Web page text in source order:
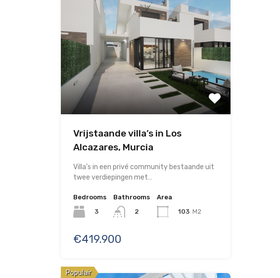
Vrijstaande villa’s in Los
Alcazares, Murcia
Villa’s in een privé community bestaande uit
twee verdiepingen met…
Bedrooms
3
Bathrooms
2
Area
103 M2
€419.900
Populair